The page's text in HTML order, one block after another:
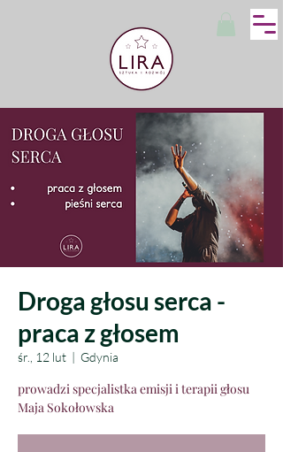
Droga głosu serca -
praca z głosem
śr., 12 lut
  |
Gdynia
prowadzi specjalistka emisji i terapii głosu
Maja Sokołowska